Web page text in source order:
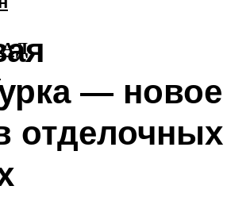
— новое
отделочных